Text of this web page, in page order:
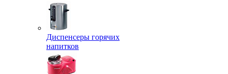
Диспенсеры горячих
напитков